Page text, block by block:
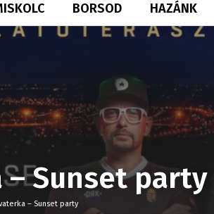
BORSOD HAZÁNK
– Sunset party
– Sunset party